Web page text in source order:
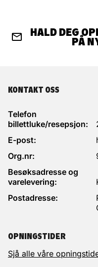
HALD DEG
PÅ
KONTAKT OSS
Telefon
billettluke/resepsjon:
E-post:
Org.nr:
Besøksadresse og
varelevering:
Postadresse:
OPNINGSTIDER
Sjå alle våre